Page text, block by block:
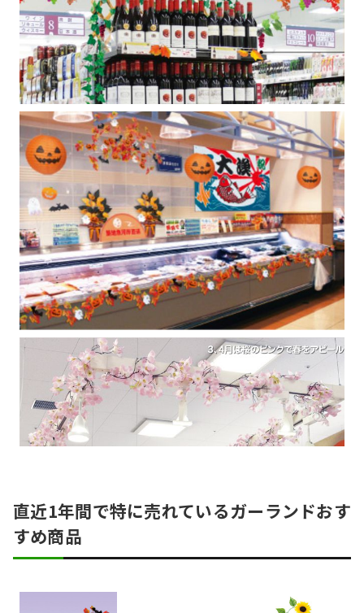
直近1年間で特に売れているガーランドおす
すめ商品